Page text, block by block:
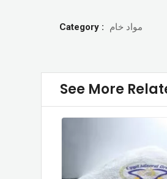
Category : مواد خام
See More